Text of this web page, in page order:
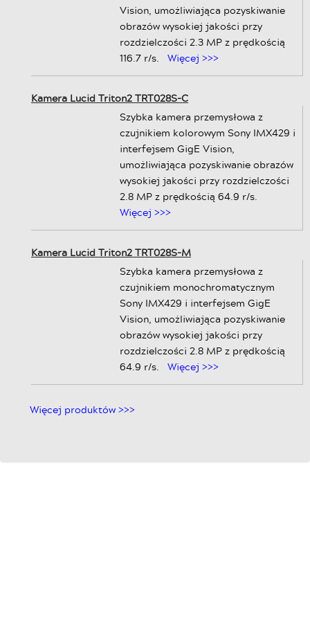
Vision, umożliwiająca pozyskiwanie
obrazów wysokiej jakości przy
rozdzielczości 2.3 MP z prędkością
116.7 r/s. Więcej >>>
Kamera Lucid Triton2 TRT028S-C
Szybka kamera przemysłowa z
czujnikiem kolorowym Sony IMX429 i
interfejsem GigE Vision,
umożliwiająca pozyskiwanie obrazów
wysokiej jakości przy rozdzielczości
2.8 MP z prędkością 64.9 r/s.
Więcej >>>
Kamera Lucid Triton2 TRT028S-M
Szybka kamera przemysłowa z
czujnikiem monochromatycznym
Sony IMX429 i interfejsem GigE
Vision, umożliwiająca pozyskiwanie
obrazów wysokiej jakości przy
rozdzielczości 2.8 MP z prędkością
64.9 r/s. Więcej >>>
Więcej produktów >>>